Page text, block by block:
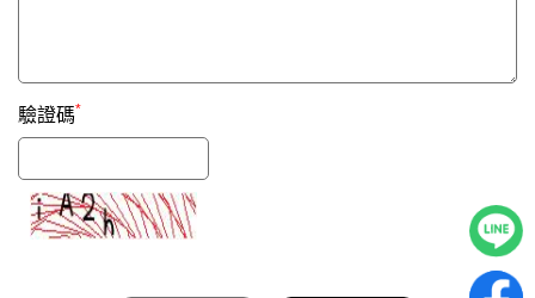
驗證碼*